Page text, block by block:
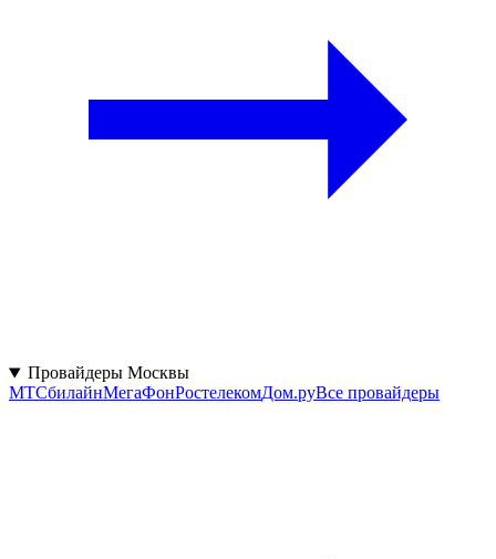
Провайдеры Москвы
МТСбилайнМегаФонРостелекомДом.руВсе провайдеры